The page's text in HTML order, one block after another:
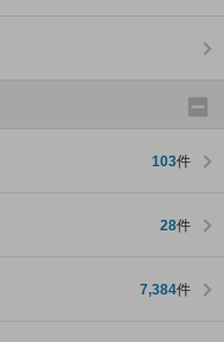
103件
28件
7,384件